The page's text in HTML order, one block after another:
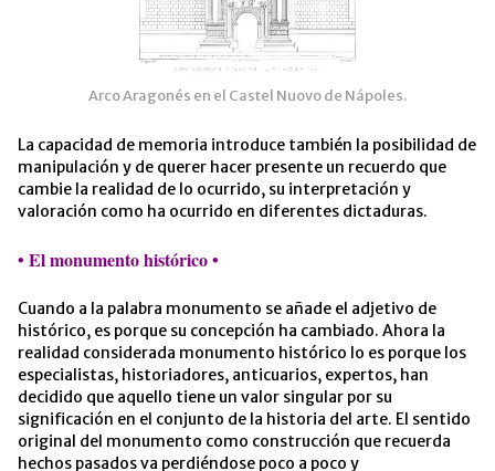
Arco Aragonés en el Castel Nuovo de Nápoles.
La capacidad de memoria introduce también la posibilidad de
manipulación y de querer hacer presente un recuerdo que
cambie la realidad de lo ocurrido, su interpretación y
valoración como ha ocurrido en diferentes dictaduras.
• El monumento histórico•
Cuando a la palabra monumento se añade el adjetivo de
histórico, es porque su concepción ha cambiado. Ahora la
realidad considerada monumento histórico lo es porque los
especialistas, historiadores, anticuarios, expertos, han
decidido que aquello tiene un valor singular por su
significación en el conjunto de la historia del arte. El sentido
original del monumento como construcción que recuerda
hechos pasados va perdiéndose poco a poco y